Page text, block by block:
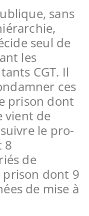
sans
seul de
les
CGT. Il
ces
prison dont
vient de
le pro-
8
de
prison dont 9
de mise à